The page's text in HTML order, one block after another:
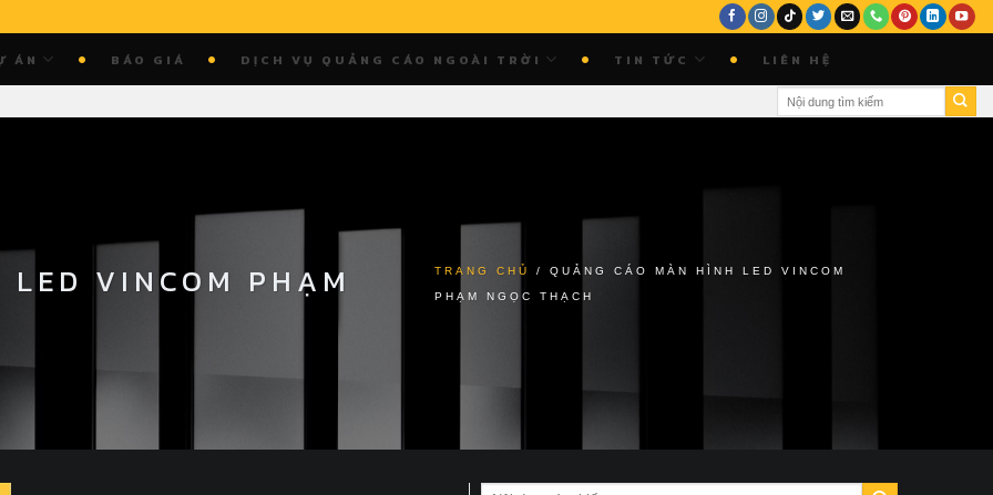
ÁN BÁO GIÁ DỊCH VỤ QUẢNG CÁO NGOÀI TRỜI TIN TỨC LIÊN HỆ
VINCOM PHẠM TRANG CHỦ / QUẢNG CÁO MÀN HÌNH LED VINCOM
PHẠM NGỌC THẠCH